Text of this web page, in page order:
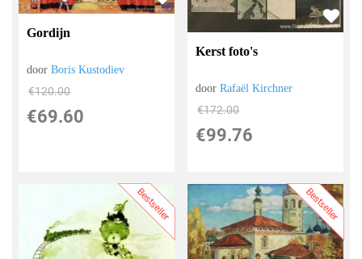
Gordijn
doorBoris Kustodiev
€120.00
€69.60
Kerst foto's
doorRafaël Kirchner
€172.00
€99.76
Bestseller Bestseller